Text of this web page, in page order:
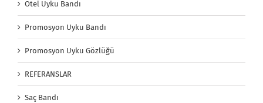
Otel Uyku Bandı
Promosyon Uyku Bandı
Promosyon Uyku Gözlüğü
REFERANSLAR
Saç Bandı